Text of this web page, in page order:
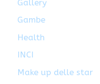
Gallery
Gambe
Health
INCI
Make up delle star